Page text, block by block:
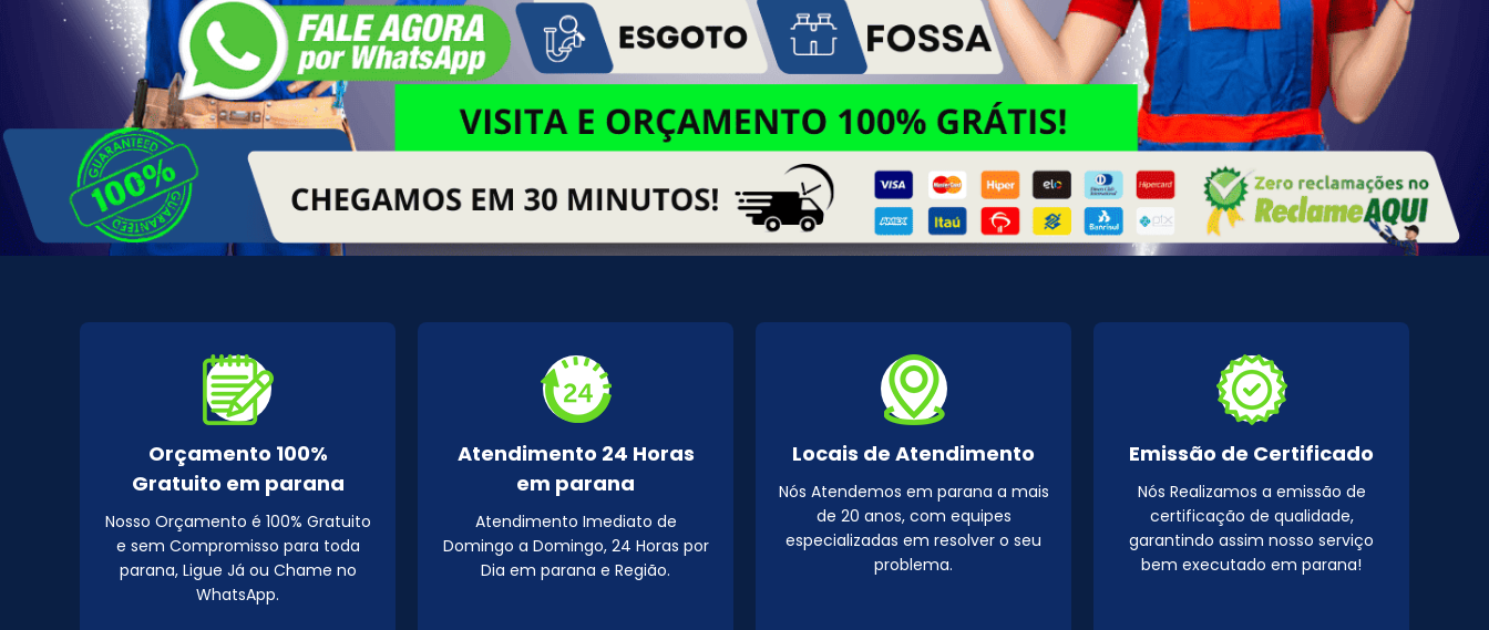
Orçamento 100%
Gratuito em parana
Nosso Orçamento é 100% Gratuito
e sem Compromisso para toda
parana, Ligue Já ou Chame no
WhatsApp.
Atendimento 24 Horas
em parana
Atendimento Imediato de
Domingo a Domingo, 24 Horas por
Dia em parana e Região.
Locais de Atendimento
Nós Atendemos em parana a mais
de 20 anos, com equipes
especializadas em resolver o seu
problema.
Emissão de Certificado
Nós Realizamos a emissão de
certificação de qualidade,
garantindo assim nosso serviço
bem executado em parana!